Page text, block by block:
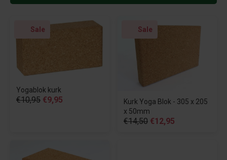
Sale
Yogablok kurk
€10,95 €9,95
Sale
Kurk Yoga Blok - 305 x 205
x 50mm
€14,50 €12,95